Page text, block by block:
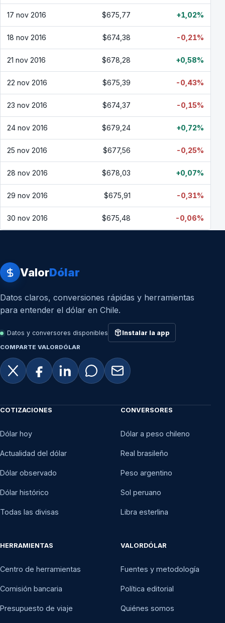
17 nov 2016 $675,77 +1,02%
18 nov 2016 $674,38 -0,21%
21 nov 2016 $678,28 +0,58%
22 nov 2016 $675,39 -0,43%
23 nov 2016 $674,37 -0,15%
24 nov 2016 $679,24 +0,72%
25 nov 2016 $677,56 -0,25%
28 nov 2016 $678,03 +0,07%
29 nov 2016 $675,91 -0,31%
30 nov 2016 $675,48 -0,06%
ValorDólar
Datos claros, conversiones rápidas y herramientas
para entender el dólar en Chile.
Datos y conversores disponibles Instalar la app
COMPARTE VALORDÓLAR
COTIZACIONES
Dólar hoy
Actualidad del dólar
Dólar observado
Dólar histórico
Todas las divisas
CONVERSORES
Dólar a peso chileno
Real brasileño
Peso argentino
Sol peruano
Libra esterlina
HERRAMIENTAS
Centro de herramientas
Comisión bancaria
Presupuesto de viaje
VALORDÓLAR
Fuentes y metodología
Política editorial
Quiénes somos